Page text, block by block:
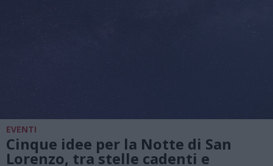
EVENTI
Cinque idee per la Notte di San
Lorenzo, tra stelle cadenti e